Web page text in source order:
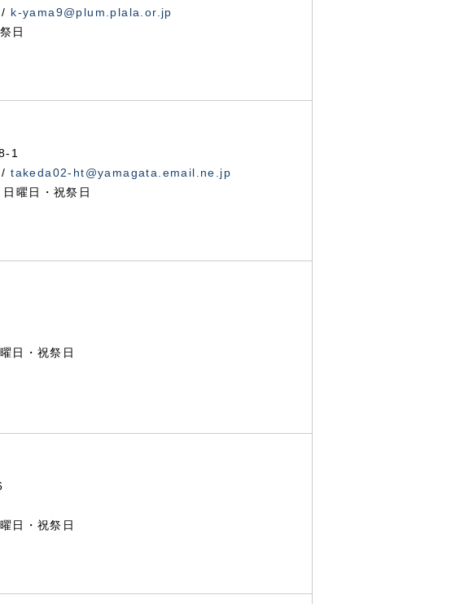
k-yama9@plum.plala.or.jp
日
1
/takeda02-ht@yamagata.email.ne.jp
曜日・祝祭日
日・祝祭日
日・祝祭日